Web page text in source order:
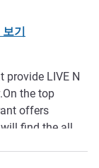
기
provide LIVE N
the top
offers
find the all